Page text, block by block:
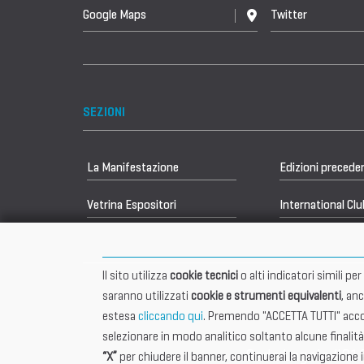
Google Maps Twitter
SEZIONI
La Manifestazione Edizioni
Vetrina Espositori International
Sede Legale
Il sito utilizza cookie tecnici o alti indicatori simili
saranno utilizzati cookie e strumenti equivalenti,
estesa cliccando qui. Premendo "ACCETTA TUTTI"
selezionare in modo analitico soltanto alcune
“X” per chiudere il banner, continuerai la